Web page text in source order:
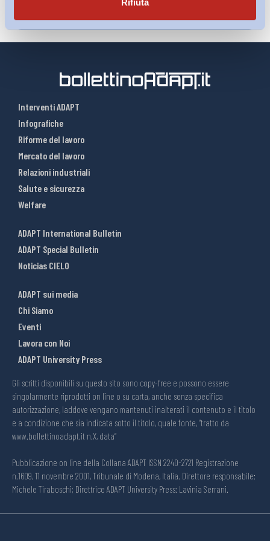
Rifiuta
Interventi ADAPT
Infografiche
Riforme del lavoro
Mercato del lavoro
Relazioni industriali
Salute e sicurezza
Welfare
ADAPT International Bulletin
ADAPT Special Bulletin
Noticias CIELO
ADAPT sui media
Chi Siamo
Eventi
Lavora con Noi
ADAPT University Press
Gli scritti disponibili su questo sito sono copy-free e possono essere
singolarmente riprodotti on line o su carta, anche senza specifica
autorizzazione, laddove vengano mantenuti inalterati il contenuto e il titolo
e a condizione che sia indicata sotto il titolo, quale fonte, “tratto da
www.bollettinoadapt.it n.X, data“
Pubblicazione on line della Collana ADAPT ISSN 2240-2721 Registrazione
n.1609, 11 novembre 2001, Tribunale di Modena, Italia. Direttore responsabile:
Michele Tiraboschi; Direttrice ADAPT University Press: Lavinia Serrani.